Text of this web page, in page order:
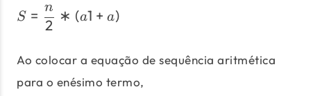
S =
2
n ∗ (a1 + a)
Ao colocar a equação de sequência aritmética
para o enésimo termo,